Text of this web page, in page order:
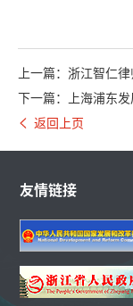
上一篇：浙江智仁
下一篇：上海浦东
返回上页
友情链接